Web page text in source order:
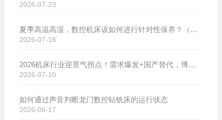
2026-07-23
夏季高温高湿，数控机床该如何进行针对性保养？（附冬夏维保异同对比）
2026-07-16
2026机床行业迎景气拐点！需求爆发+国产替代，博斯曼数控设备产销两旺发货忙
2026-07-10
如何通过声音判断龙门数控钻铣床的运行状态
2026-06-17